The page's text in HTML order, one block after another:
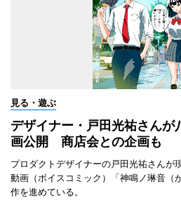
見る・遊ぶ
デザイナー・戸田光祐さんが
画公開 商店会との企画も
プロダクトデザイナーの戸田光祐さんが
動画（ボイスコミック）「神鳴ノ琳音（
作を進めている。